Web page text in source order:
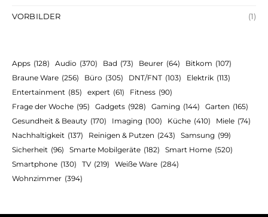
VORBILDER (1)
Apps (128) Audio (370) Bad (73) Beurer (64) Bitkom (107)
Braune Ware (256) Büro (305) DNT/FNT (103) Elektrik (113)
Entertainment (85) expert (61) Fitness (90)
Frage der Woche (95) Gadgets (928) Gaming (144) Garten (165)
Gesundheit & Beauty (170) Imaging (100) Küche (410) Miele (74)
Nachhaltigkeit (137) Reinigen & Putzen (243) Samsung (99)
Sicherheit (96) Smarte Mobilgeräte (182) Smart Home (520)
Smartphone (130) TV (219) Weiße Ware (284)
Wohnzimmer (394)